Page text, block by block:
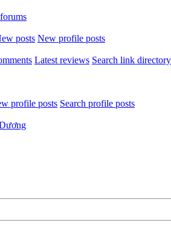
posts New profile posts
Latest reviews Search link directory
profile posts Search profile posts